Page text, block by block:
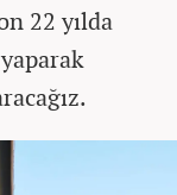
22 yılda